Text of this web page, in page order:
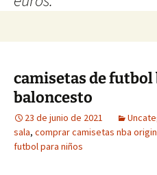
camisetas de futbol
baloncesto
23 de junio de 2021
sala, comprar camisetas nba
futbol para niños